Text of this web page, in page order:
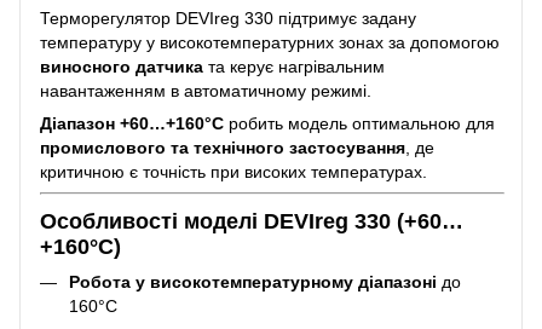
Терморегулятор DEVIreg 330 підтримує задану
температуру у високотемпературних зонах за допомогою
виносного датчика та керує нагрівальним
навантаженням в автоматичному режимі.
Діапазон +60…+160°C робить модель оптимальною для
промислового та технічного застосування, де
критичною є точність при високих температурах.
Особливості моделі DEVIreg 330 (+60…
+160°C)
Робота у високотемпературному діапазоні до
160°C